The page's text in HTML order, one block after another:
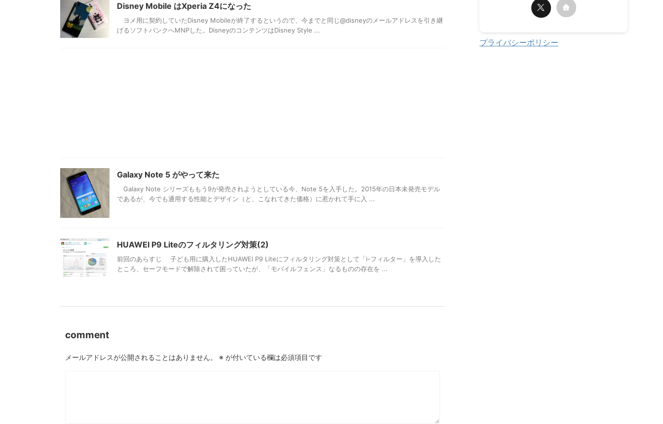
Disney Mobile はXperia Z4になった
ヨメ用に契約していたDisney Mobileが終了するというので、今までと同じ@disneyのメールアドレスを引き継
げるソフトバンクへMNPした。DisneyのコンテンツはDisney Style ...
Galaxy Note 5 がやって来た
Galaxy Note シリーズももう9が発売されようとしている今、Note 5を入手した。2015年の日本未発売モデル
であるが、今でも通用する性能とデザイン（と、こなれてきた価格）に惹かれて手に入 ...
HUAWEI P9 Liteのフィルタリング対策(2)
前回のあらすじ 子ども用に購入したHUAWEI P9 Liteにフィルタリング対策として「i-フィルター」を導入した
ところ、セーフモードで解除されて困っていたが、「モバイルフェンス」なるものの存在を ...
comment
メールアドレスが公開されることはありません。 ※ が付いている欄は必須項目です
プライバシーポリシー